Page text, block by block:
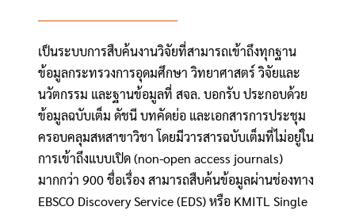
เป็นระบบการสืบค้นงานวิจัยที่สามารถเข้าถึงทุกฐาน
ข้อมูลกระทรวงการอุดมศึกษา วิทยาศาสตร์ วิจัยและ
นวัตกรรม และฐานข้อมูลที่ สจล. บอกรับ ประกอบด้วย
ข้อมูลฉบับเต็ม ดัชนี บทคัดย่อ และเอกสารการประชุม
ครอบคลุมสหสาขาวิชา โดยมีวารสารฉบับเต็มที่ไม่อยู่ใน
การเข้าถึงแบบเปิด (non-open access journals)
มากกว่า 900 ชื่อเรื่อง สามารถสืบค้นข้อมูลผ่านช่องทาง
EBSCO Discovery Service (EDS) หรือ KMITL Single